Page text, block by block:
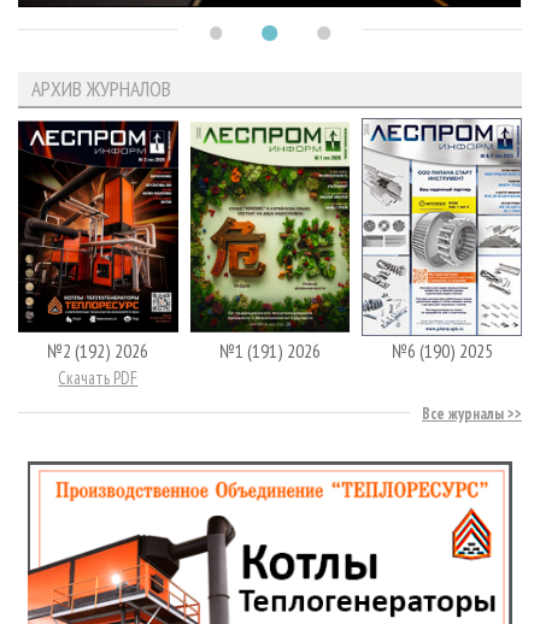
АРХИВ ЖУРНАЛОВ
№2 (192) 2026
Скачать PDF
№1 (191) 2026 №6 (190) 2025
Все журналы